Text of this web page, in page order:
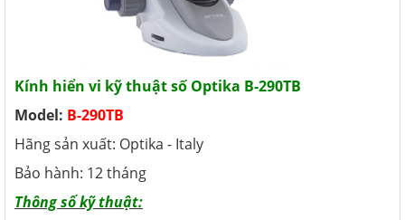
Kính hiển vi kỹ thuật số Optika B-290TB
Model: B-290TB
Hãng sản xuất: Optika - Italy
Bảo hành: 12 tháng
Thông số kỹ thuật: